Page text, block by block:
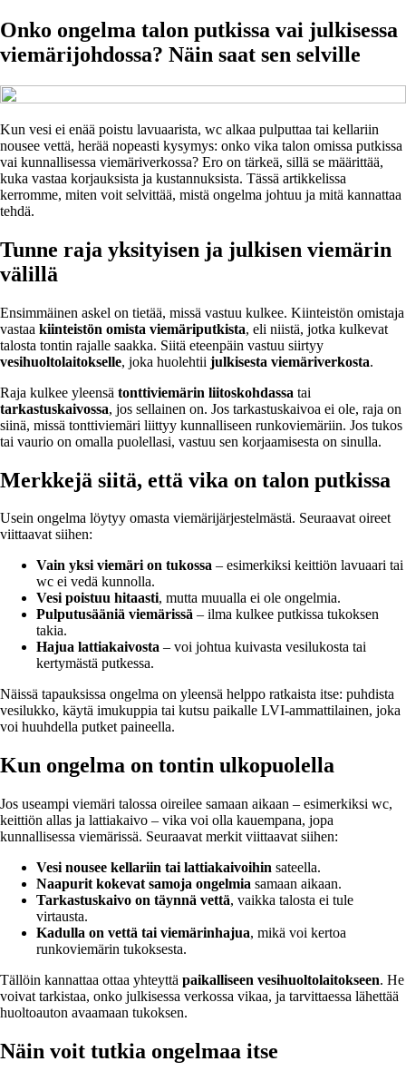
Onko ongelma talon putkissa vai julkisessa
viemärijohdossa? Näin saat sen selville
Kun vesi ei enää poistu lavuaarista, wc alkaa pulputtaa tai kellariin
nousee vettä, herää nopeasti kysymys: onko vika talon omissa putkissa
vai kunnallisessa viemäriverkossa? Ero on tärkeä, sillä se määrittää,
kuka vastaa korjauksista ja kustannuksista. Tässä artikkelissa
kerromme, miten voit selvittää, mistä ongelma johtuu ja mitä kannattaa
tehdä.
Tunne raja yksityisen ja julkisen viemärin
välillä
Ensimmäinen askel on tietää, missä vastuu kulkee. Kiinteistön omistaja
vastaa kiinteistön omista viemäriputkista, eli niistä, jotka kulkevat
talosta tontin rajalle saakka. Siitä eteenpäin vastuu siirtyy
vesihuoltolaitokselle, joka huolehtii julkisesta viemäriverkosta.
Raja kulkee yleensä tonttiviemärin liitoskohdassa tai
tarkastuskaivossa, jos sellainen on. Jos tarkastuskaivoa ei ole, raja on
siinä, missä tonttiviemäri liittyy kunnalliseen runkoviemäriin. Jos tukos
tai vaurio on omalla puolellasi, vastuu sen korjaamisesta on sinulla.
Merkkejä siitä, että vika on talon putkissa
Usein ongelma löytyy omasta viemärijärjestelmästä. Seuraavat oireet
viittaavat siihen:
Vain yksi viemäri on tukossa – esimerkiksi keittiön lavuaari tai
wc ei vedä kunnolla.
Vesi poistuu hitaasti, mutta muualla ei ole ongelmia.
Pulputusääniä viemärissä – ilma kulkee putkissa tukoksen
takia.
Hajua lattiakaivosta – voi johtua kuivasta vesilukosta tai
kertymästä putkessa.
Näissä tapauksissa ongelma on yleensä helppo ratkaista itse: puhdista
vesilukko, käytä imukuppia tai kutsu paikalle LVI-ammattilainen, joka
voi huuhdella putket paineella.
Kun ongelma on tontin ulkopuolella
Jos useampi viemäri talossa oireilee samaan aikaan – esimerkiksi wc,
keittiön allas ja lattiakaivo – vika voi olla kauempana, jopa
kunnallisessa viemärissä. Seuraavat merkit viittaavat siihen:
Vesi nousee kellariin tai lattiakaivoihin sateella.
Naapurit kokevat samoja ongelmia samaan aikaan.
Tarkastuskaivo on täynnä vettä, vaikka talosta ei tule
virtausta.
Kadulla on vettä tai viemärinhajua, mikä voi kertoa
runkoviemärin tukoksesta.
Tällöin kannattaa ottaa yhteyttä paikalliseen vesihuoltolaitokseen. He
voivat tarkistaa, onko julkisessa verkossa vikaa, ja tarvittaessa lähettää
huoltoauton avaamaan tukoksen.
Näin voit tutkia ongelmaa itse